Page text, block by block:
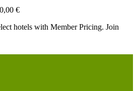
€
hotels with Member Pricing. Join